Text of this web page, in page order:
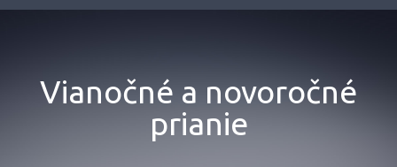
Vianočné a novoročné
prianie